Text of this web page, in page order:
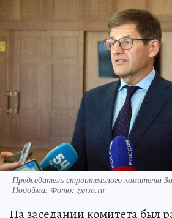
Председатель строительного комитета
Подойма. Фото: zsnso.ru
На заседании комитета был